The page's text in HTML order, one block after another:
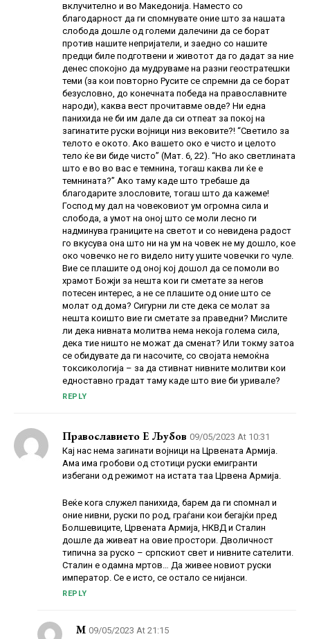
вклучително и во Македонија. Наместо со
благодарност да ги спомнувате оние што за нашата
слобода дошле од големи далечини да се борат
против нашите непријатели, и заедно со нашите
предци биле подготвени и животот да го дадат за ние
денес спокојно да мудруваме на разни геостратешки
теми (за кои повторно Русите се спремни да се борат
безусловно, до конечната победа на православните
народи), каква вест прочитавме овде? Ни една
панихида не би им дале да си отпеат за покој на
загинатите руски војници низ вековите?! “Светило за
телото е окото. Ако вашето око е чисто и целото
тело ќе ви биде чисто” (Мат. 6, 22). “Но ако светлината
што е во во вас е темнина, тогаш каква ли ќе е
темнината?” Ако таму каде што требаше да
благодарите злословите, тогаш што да кажеме!
Господ му дал на човековиот ум огромна сила и
слобода, а умот на оној што се моли лесно ги
надминува границите на светот и со невидена радост
го вкусува она што ни на ум на човек не му дошло, кое
око човечко не го видело ниту ушите човечки го чуле.
Вие се плашите од оној кој дошол да се помоли во
храмот Божји за нешта кои ги сметате за негов
потесен интерес, а не се плашите од оние што се
молат од дома? Сигурни ли сте дека се молат за
нешта коишто вие ги сметате за праведни? Мислите
ли дека нивната молитва нема некоја голема сила,
дека тие ништо не можат да сменат? Или токму затоа
се обидувате да ги насочите, со својата немоќна
токсикологија – за да стивнат нивните молитви кои
едноставно градат таму каде што вие би уривале?
REPLY
Православието Е Љубов 09/05/2023 At 10:31
Кај нас нема загинати војници на Црвената Армија.
Ама има гробови од стотици руски емигранти
избегани од режимот на истата таа Црвена Армија.
Веќе кога служел панихида, барем да ги спомнал и
оние нивни, руски по род, граѓани кои бегајќи пред
Болшевиците, Црвената Армија, НКВД и Сталин
дошле да живеат на овие простори. Дволичност
типична за руско – српскиот свет и нивните сателити.
Сталин е одамна мртов… Да живее новиот руски
император. Се е исто, се остало се нијанси.
REPLY
M 09/05/2023 At 21:15